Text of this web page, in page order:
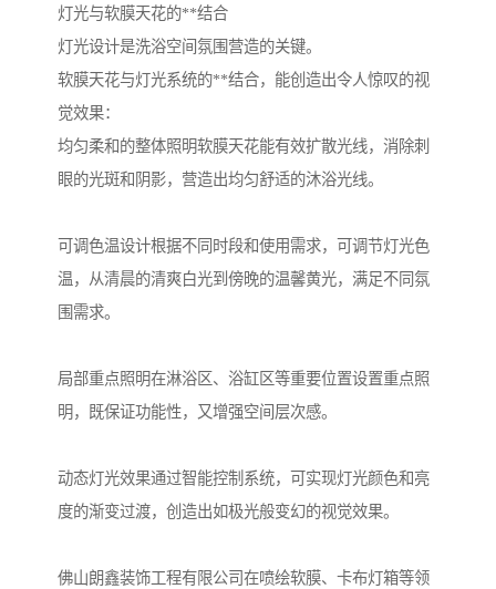
灯光与软膜天花的**结合
灯光设计是洗浴空间氛围营造的关键。
软膜天花与灯光系统的**结合，能创造出令人惊叹的视
觉效果：
均匀柔和的整体照明软膜天花能有效扩散光线，消除刺
眼的光斑和阴影，营造出均匀舒适的沐浴光线。
可调色温设计根据不同时段和使用需求，可调节灯光色
温，从清晨的清爽白光到傍晚的温馨黄光，满足不同氛
围需求。
局部重点照明在淋浴区、浴缸区等重要位置设置重点照
明，既保证功能性，又增强空间层次感。
动态灯光效果通过智能控制系统，可实现灯光颜色和亮
度的渐变过渡，创造出如极光般变幻的视觉效果。
佛山朗鑫装饰工程有限公司在喷绘软膜、卡布灯箱等领